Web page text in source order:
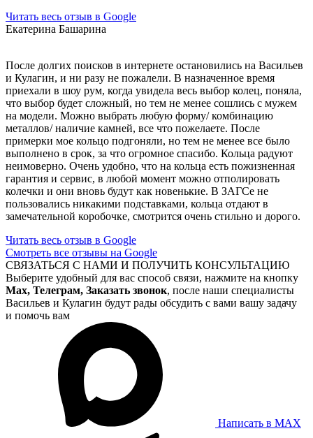
Читать весь отзыв в Google
Екатерина Башарина
После долгих поисков в интернете остановились на Васильев
и Кулагин, и ни разу не пожалели. В назначенное время
приехали в шоу рум, когда увидела весь выбор колец, поняла,
что выбор будет сложный, но тем не менее сошлись с мужем
на модели. Можно выбрать любую форму/ комбинацию
металлов/ наличие камней, все что пожелаете. После
примерки мое кольцо подгоняли, но тем не менее все было
выполнено в срок, за что огромное спасибо. Кольца радуют
неимоверно. Очень удобно, что на кольца есть пожизненная
гарантия и сервис, в любой момент можно отполировать
колечки и они вновь будут как новенькие. В ЗАГСе не
пользовались никакими подставками, кольца отдают в
замечательной коробочке, смотрится очень стильно и дорого.
Читать весь отзыв в Google
Смотреть все отзывы на Google
СВЯЗАТЬСЯ С НАМИ И ПОЛУЧИТЬ КОНСУЛЬТАЦИЮ
Выберите удобный для вас способ связи, нажмите на кнопку
Max, Телеграм, Заказать звонок, после наши специалисты
Васильев и Кулагин будут рады обсудить с вами вашу задачу
и помочь вам
Написать в MAX